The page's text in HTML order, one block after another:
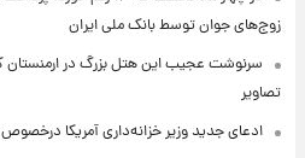
زوج‌های جوان توسط بانک ملی ایران
سرنوشت عجیب این هتل بزرگ در ارمنستان
تصاویر
ادعای جدید وزیر خزانه‌داری آمریکا درخصوص